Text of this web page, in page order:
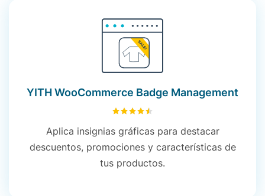
YITH WooCommerce Badge Management
Aplica insignias gráficas para destacar
descuentos, promociones y características de
tus productos.